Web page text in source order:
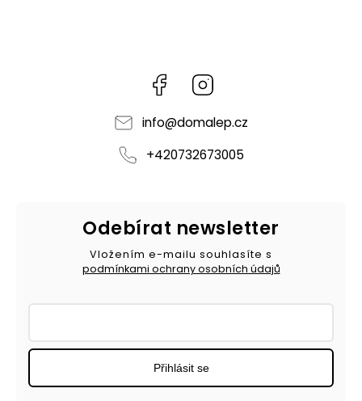
Facebook
info@domalep.cz
+420732673005
Odebírat newsletter
Vložením e-mailu souhlasíte s
podmínkami ochrany osobních údajů
Přihlásit se